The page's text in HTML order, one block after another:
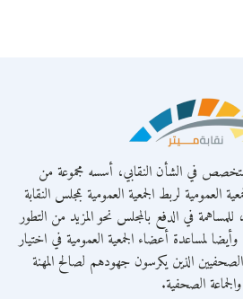
في الشأن النقابي، أسسه مجموعة من
العمومية لربط الجمعية العمومية بمجلس النقابة
في الدفع بالمجلس نحو المزيد من التطور
لمساعدة أعضاء الجمعية العمومية في اختيار
الذين يكرسون جهودهم لصالح المهنة
والجماعة الصحفية.